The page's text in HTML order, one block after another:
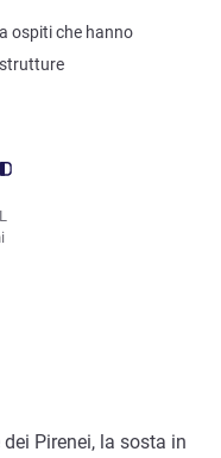
ospiti che hanno
Pirenei, la sosta in